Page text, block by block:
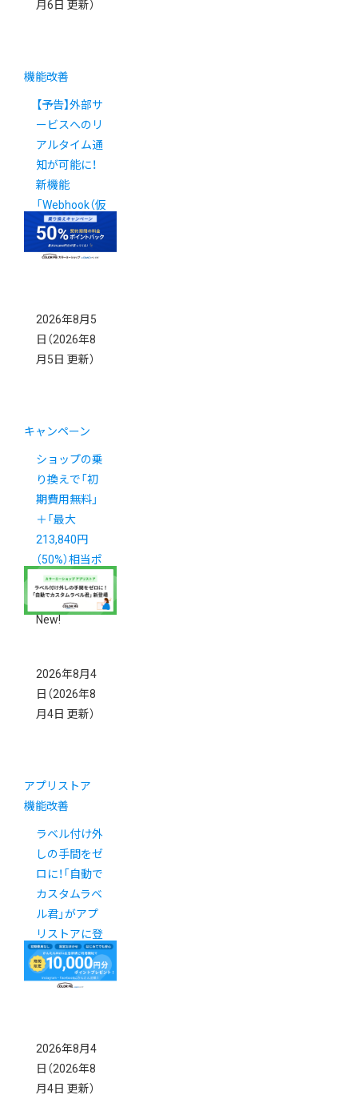
月6日 更新）
機能改善
【予告】外部サ
ービスへのリ
アルタイム通
知が可能に！
新機能
「Webhook（仮
称）」の提供に
ついてNew!
2026年8月5
日 （2026年8
月5日 更新）
キャンペーン
ショップの乗
り換えで「初
期費用無料」
＋「最大
213,840円
（50%）相当ポ
イント還元」
キャンペーン
New!
2026年8月4
日 （2026年8
月4日 更新）
アプリストア
機能改善
ラベル付け外
しの手間をゼ
ロに！「自動で
カスタムラベ
ル君」がアプ
リストアに登
場New!
2026年8月4
日 （2026年8
月4日 更新）